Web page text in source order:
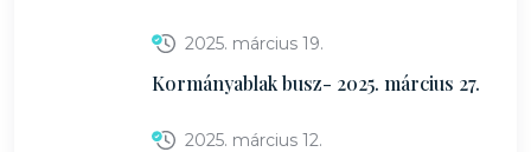
2025. március 19.
Kormányablak busz- 2025. március 27.
2025. március 12.